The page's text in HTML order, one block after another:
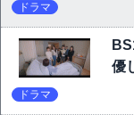
ドラマ
優
ドラマ